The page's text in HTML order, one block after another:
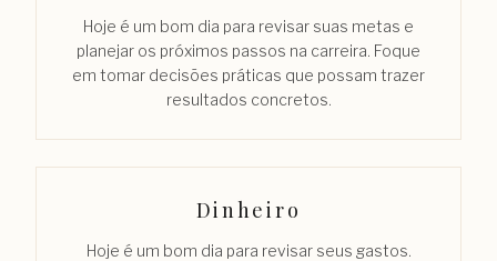
Hoje é um bom dia para revisar suas metas e
planejar os próximos passos na carreira. Foque
em tomar decisões práticas que possam trazer
resultados concretos.
Dinheiro
Hoje é um bom dia para revisar seus gastos.